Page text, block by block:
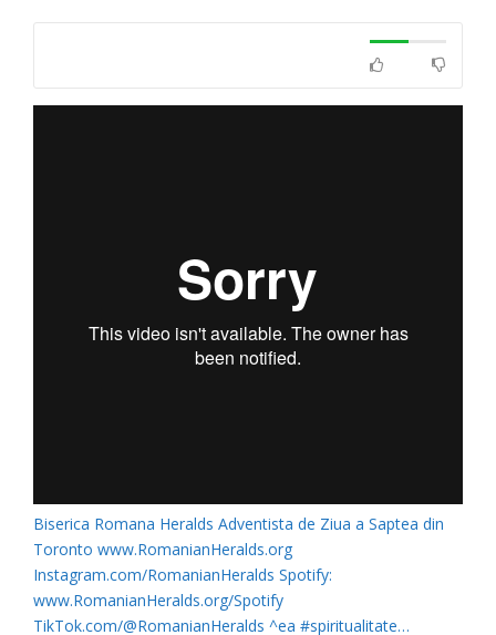
Biserica Romana Heralds Adventista de Ziua a Saptea din
Toronto www.RomanianHeralds.org
Instagram.com/RomanianHeralds Spotify:
www.RomanianHeralds.org/Spotify
TikTok.com/@RomanianHeralds ^ea #spiritualitate…